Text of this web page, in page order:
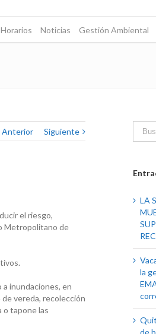
Horarios Noticias Gestión Ambiental
Anterior Siguiente
el riesgo,
Metropolitano de
inundaciones, en
vereda, recolección
o tapone las
LA
la
de